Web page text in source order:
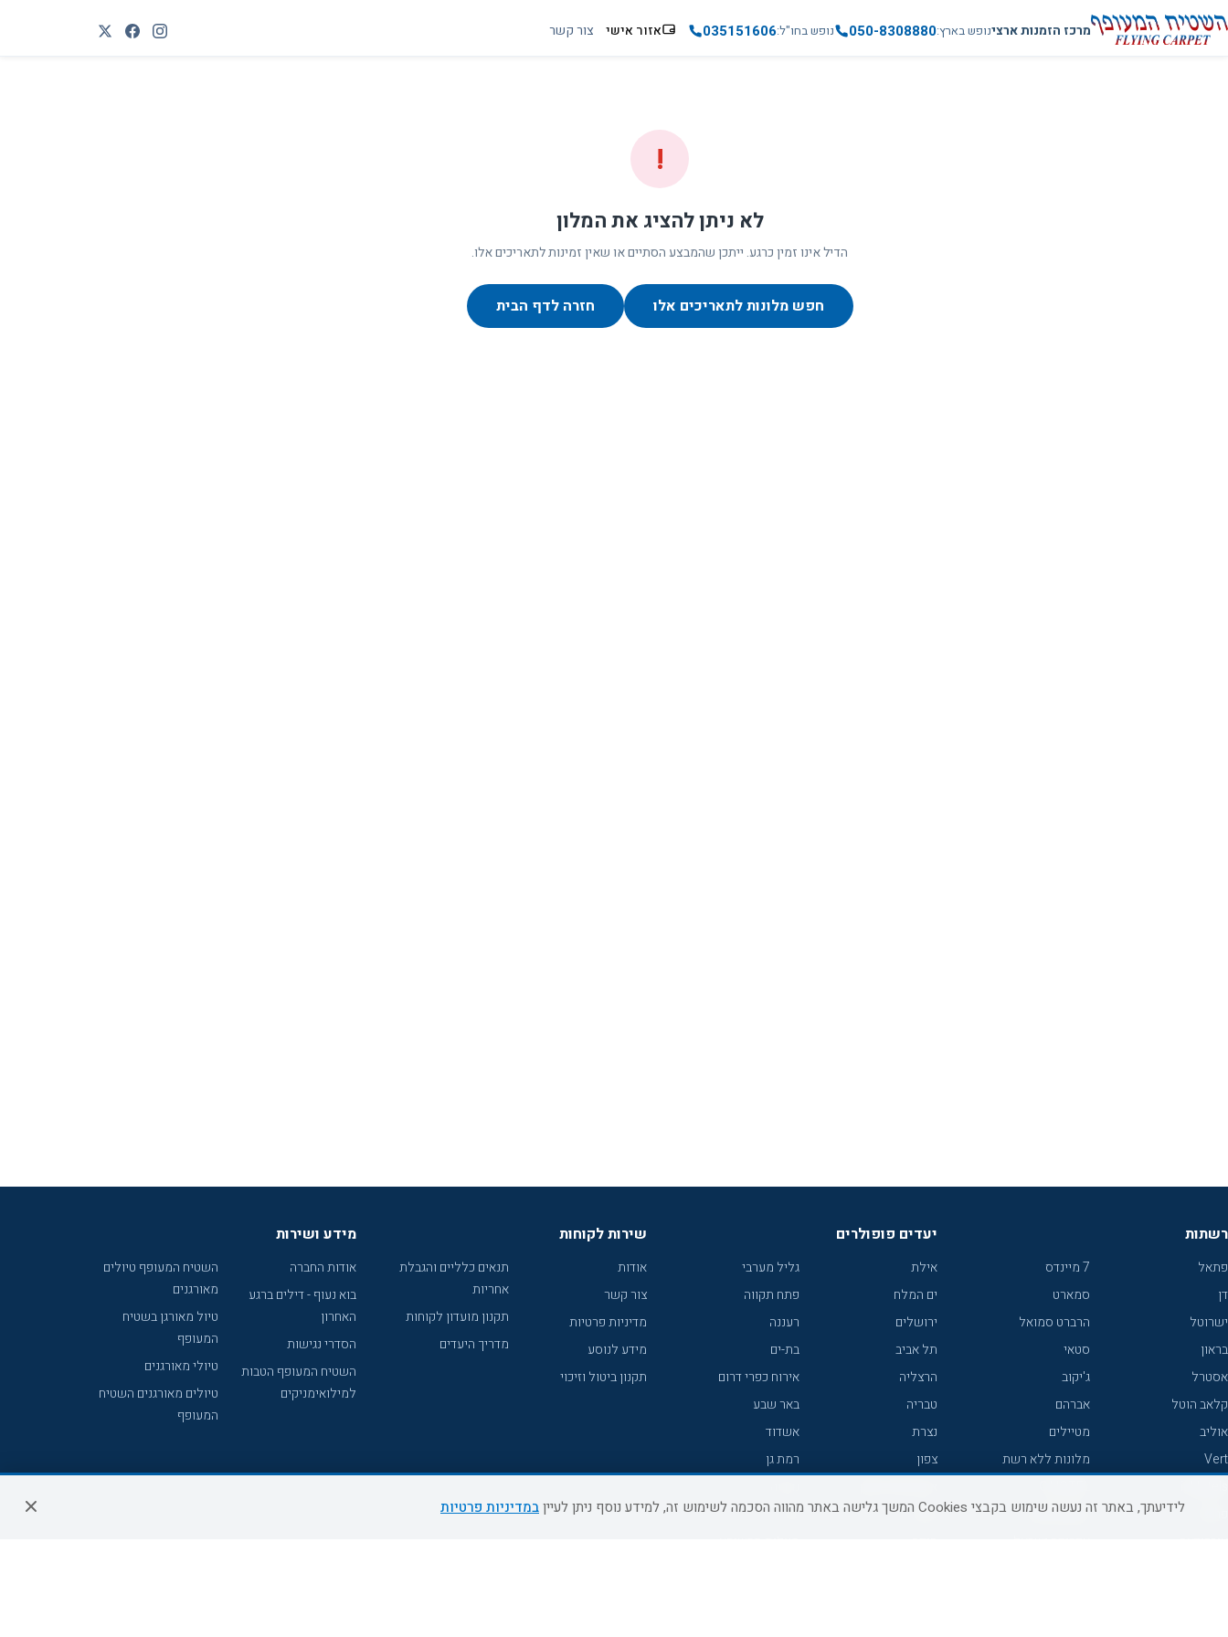
מרכז הזמנות ארצינופש בארץ050-8308880 נופש בחו"ל035151606 אזור אישי צור קשר
!
לא ניתן להציג את המלון
הדיל אינו זמין כרגע. ייתכן שהמבצע הסתיים או שאין זמינות לתאריכים אלו.
חפש מלונות לתאריכים אלו חזרה לדף הבית
רשתות
פתאל
דן
ישרוטל
בראון
אסטרל
קלאב הוטל
אוליב
Vert
7 מיינדס
סמארט
הרברט סמואל
סטאי
ג'יקוב
אברהם
מטיילים
מלונות ללא רשת
קראון פלאזה
יעדים פופולרים
אילת
ים המלח
ירושלים
תל אביב
הרצליה
טבריה
נצרת
צפון
נתניה
גליל מערבי
פתח תקווה
רעננה
בת-ים
אירוח כפרי דרום
באר שבע
אשדוד
רמת גן
עכו
שירות לקוחות
אודות
צור קשר
מדיניות פרטיות
מידע לנוסע
תקנון ביטול וזיכוי
תנאים כלליים והגבלת
אחריות
תקנון מועדון לקוחות
מדריך היעדים
מידע ושירות
אודות החברה
בוא נעוף - דילים ברגע
האחרון
הסדרי נגישות
השטיח המעופף הטבות
למילואימניקים
השטיח המעופף טיולים
מאורגנים
טיול מאורגן בשטיח
המעופף
טיולי מאורגנים
טיולים מאורגנים השטיח
המעופף
לידיעתך, באתר זה נעשה שימוש בקבצי Cookies המשך גלישה באתר מהווה הסכמה לשימוש זה, למידע נוסף ניתן לעיין במדיניות פרטיות